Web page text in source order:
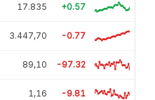
17.835 +0.57
3.447,70 -0.77
89,10 -97.32
1,16 -9.81